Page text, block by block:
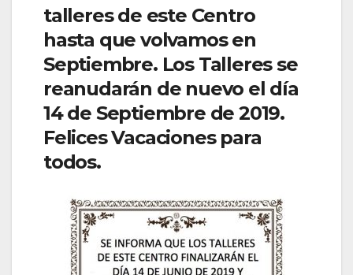
talleres de este Centro
hasta que volvamos en
Septiembre. Los Talleres se
reanudarán de nuevo el día
14 de Septiembre de 2019.
Felices Vacaciones para
todos.